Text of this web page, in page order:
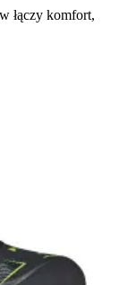
łączy komfort,